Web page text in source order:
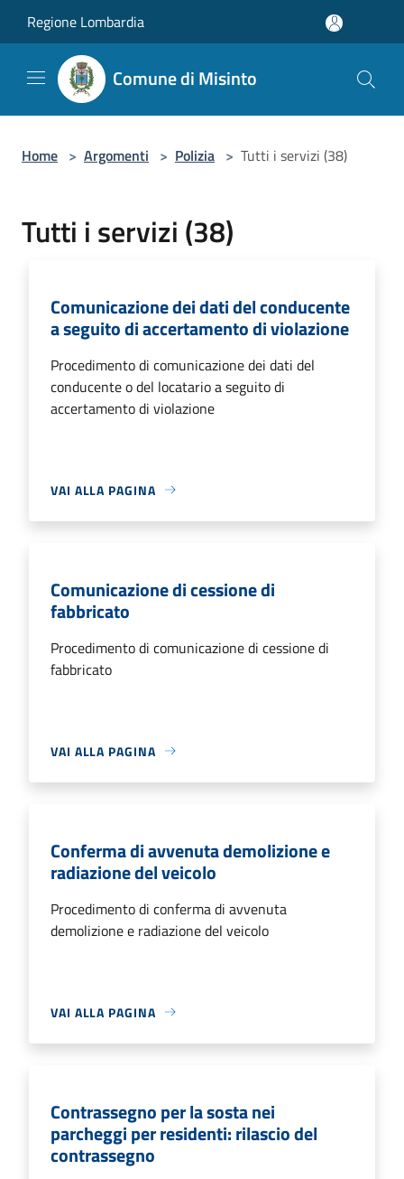
Regione Lombardia
Comune di Misinto
Home > Argomenti > Polizia > Tutti i servizi (38)
Tutti i servizi (38)
Comunicazione dei dati del conducente
a seguito di accertamento di violazione
Procedimento di comunicazione dei dati del
conducente o del locatario a seguito di
accertamento di violazione
VAI ALLA PAGINA
Comunicazione di cessione di
fabbricato
Procedimento di comunicazione di cessione di
fabbricato
VAI ALLA PAGINA
Conferma di avvenuta demolizione e
radiazione del veicolo
Procedimento di conferma di avvenuta
demolizione e radiazione del veicolo
VAI ALLA PAGINA
Contrassegno per la sosta nei
parcheggi per residenti: rilascio del
contrassegno